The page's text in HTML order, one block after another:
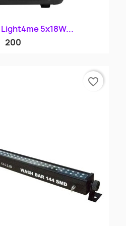
5x18W...
200
favorite_border